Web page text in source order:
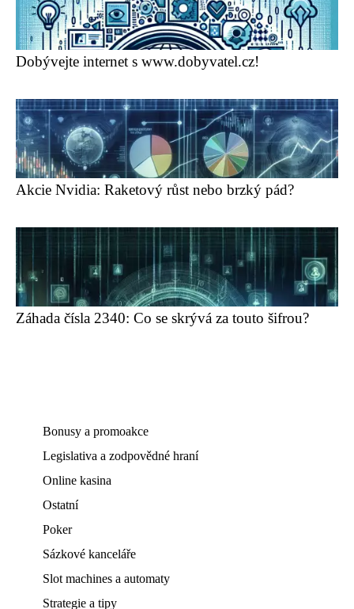
Dobývejte internet s www.dobyvatel.cz!
Akcie Nvidia: Raketový růst nebo brzký pád?
Záhada čísla 2340: Co se skrývá za touto šifrou?
Bonusy a promoakce
Legislativa a zodpovědné hraní
Online kasina
Ostatní
Poker
Sázkové kanceláře
Slot machines a automaty
Strategie a tipy